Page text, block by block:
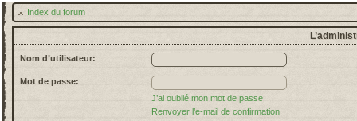
Index du forum
Nom d’utilisateur:
Mot de passe:
J’ai oublié mon mot de passe
Renvoyer l’e-mail de confirmation